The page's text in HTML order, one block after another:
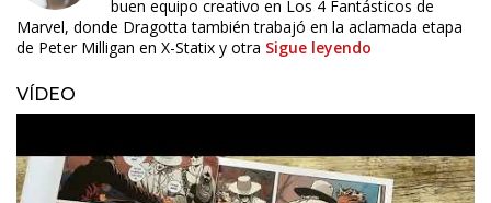
buen equipo creativo en Los 4 Fantásticos de
Marvel, donde Dragotta también trabajó en la aclamada etapa
de Peter Milligan en X-Statix y otra Sigue leyendo
VÍDEO